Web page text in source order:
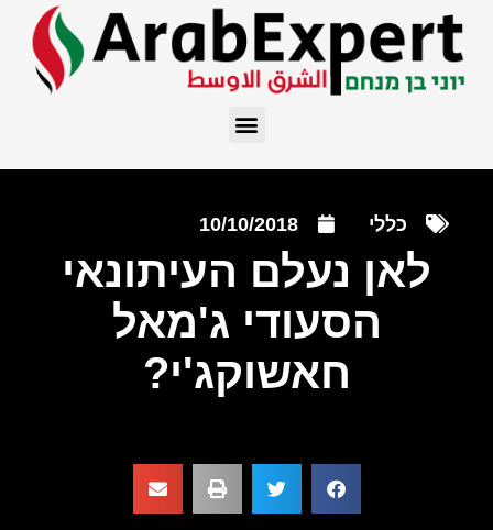
כללי 10/10/2018
לאן נעלם העיתונאי
הסעודי ג'מאל
חאשוקג'י?